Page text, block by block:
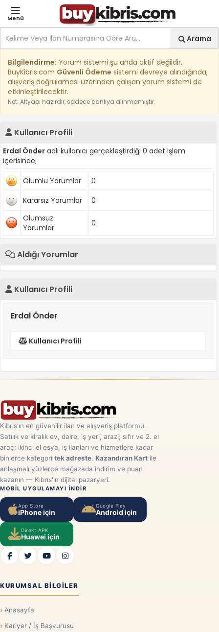
Menü
Ara
Arama
Kıbrıs İlan Platformu |
Bilgilendirme: Yorum sistemi şu anda aktif değildir.
BuyKibris.com Güvenli Ödeme sistemi devreye alındığında,
alışveriş doğrulaması üzerinden çalışan yorum sistemi de
etkinleştirilecektir.
Not: Altyapı hazırdır, sadece canlıya alınmamıştır.
Kullanıcı Profili
Erdal Önder adlı kullanıcı gerçekleştirdiği 0 adet işlem
içerisinde;
Olumlu Yorumlar
0
Kararsız Yorumlar
0
Olumsuz
Yorumlar
0
Aldığı Yorumlar
Kullanıcı Profili
Erdal Önder
Kullanıcı Profili
Kıbrıs'ın en güvenilir ilan ve alışveriş platformu.
Satılık ve kiralık ev, daire, iş yeri, arazi; sıfır ve 2. el
araç; ikinci el eşya, iş ilanları ve hizmetlere kadar
binlerce kategori tek adreste. Kazandıran Kart ile
anlaşmalı yüzlerce mağazada indirim ve puan
kazanın — Kıbrıs'ın dijital pazaryeri.
MOBIL UYGULAMAYI INDIR
App Store
iPhone için
Google Play
Android için
Direkt APK
Huawei için
KURUMSAL BILGILER
Anasayfa
Kariyer / İş Başvurusu